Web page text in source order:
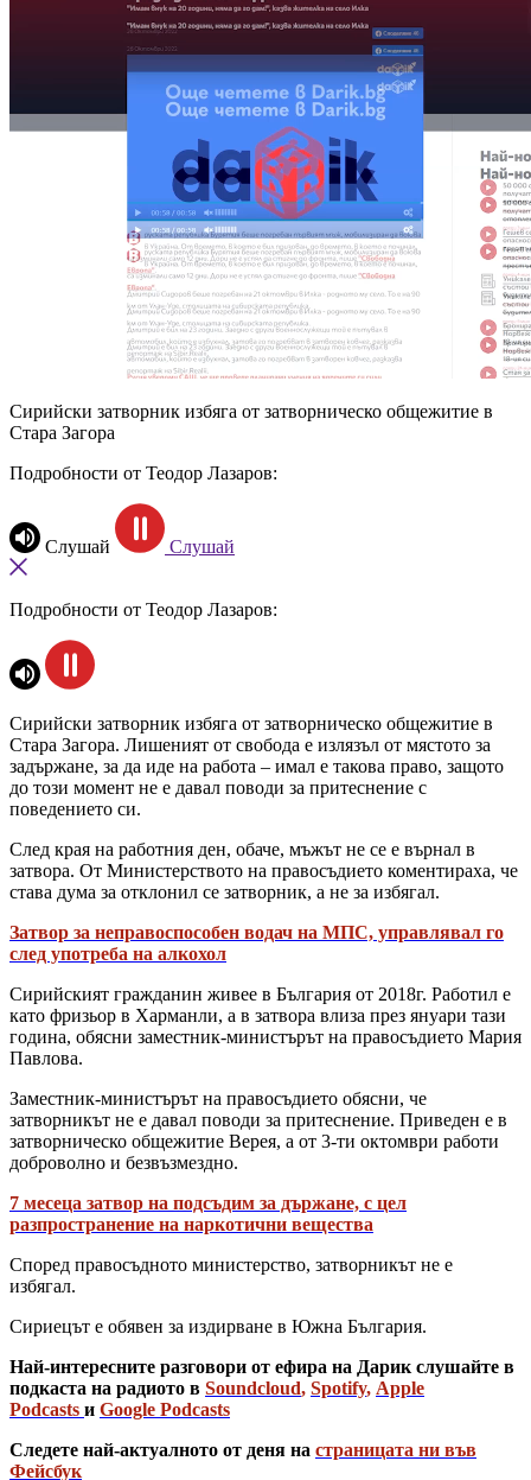
Сирийски затворник избяга от затворническо общежитие в
Стара Загора
Подробности от Теодор Лазаров:
Слушай Слушай
Подробности от Теодор Лазаров:
Сирийски затворник избяга от затворническо общежитие в
Стара Загора. Лишеният от свобода е излязъл от мястото за
задържане, за да иде на работа – имал е такова право, защото
до този момент не е давал поводи за притеснение с
поведението си.
След края на работния ден, обаче, мъжът не се е върнал в
затвора. От Министерството на правосъдието коментираха, че
става дума за отклонил се затворник, а не за избягал.
Затвор за неправоспособен водач на МПС, управлявал го
след употреба на алкохол
Сирийският гражданин живее в България от 2018г. Работил е
като фризьор в Харманли, а в затвора влиза през януари тази
година, обясни заместник-министърът на правосъдието Мария
Павлова.
Заместник-министърът на правосъдието обясни, че
затворникът не е давал поводи за притеснение. Приведен е в
затворническо общежитие Верея, а от 3-ти октомври работи
доброволно и безвъзмездно.
7 месеца затвор на подсъдим за държане, с цел
разпространение на наркотични вещества
Според правосъдното министерство, затворникът не е
избягал.
Сириецът е обявен за издирване в Южна България.
Най-интересните разговори от ефира на Дарик слушайте в
подкаста на радиото в Soundcloud, Spotify, Apple
Podcasts и Google Podcasts
Следете най-актуалното от деня на страницата ни във
Фейсбук